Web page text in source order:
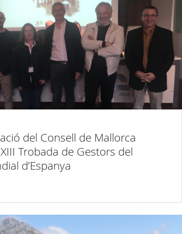
del Consell de Mallorca
Trobada de Gestors del
d’Espanya